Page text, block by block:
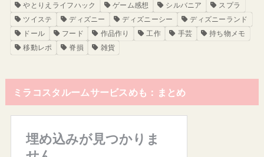
やとりえライフハック
ゲーム感想 シルバニア
スプラ
ツイステ
ディズニー ディズニーシー
ディズニーランド
ドール
フード 作品作り 工作 手芸
持ち物メモ
移動レポ
脊損 雑貨
ミラコスタルームサービスめも：まとめ